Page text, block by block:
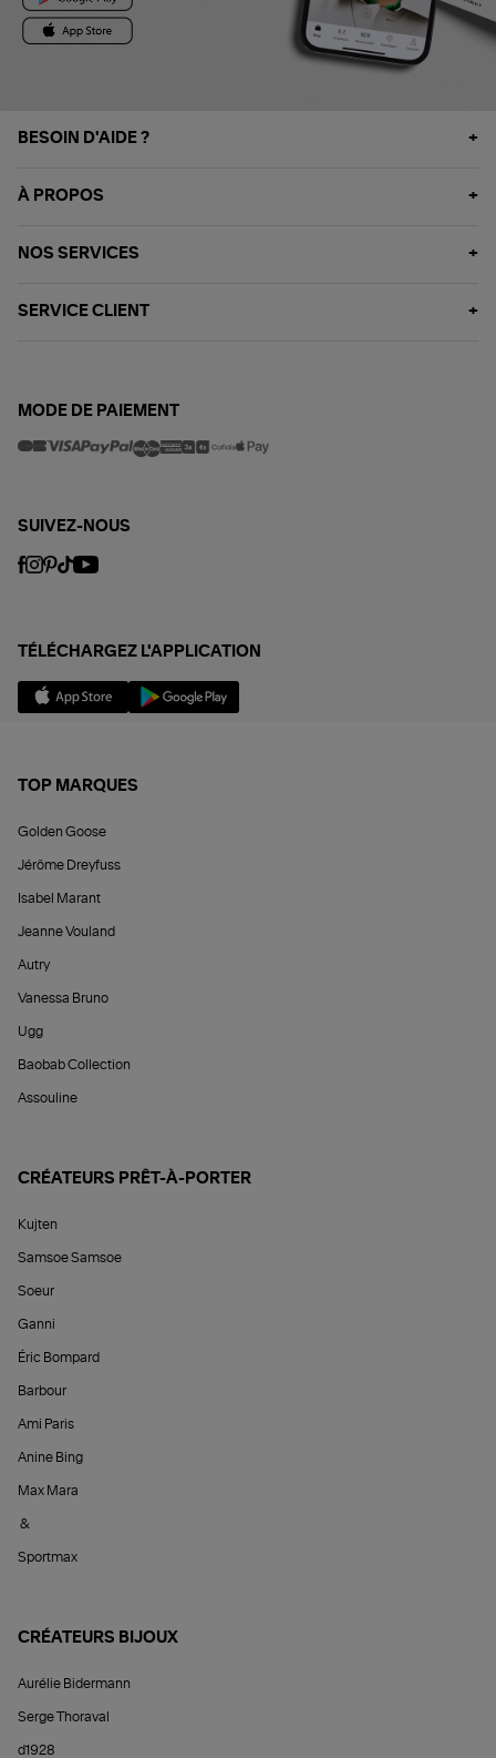
BESOIN D'AIDE ?
À PROPOS
NOS SERVICES
SERVICE CLIENT
MODE DE PAIEMENT
SUIVEZ-NOUS
TÉLÉCHARGEZ L'APPLICATION
TOP MARQUES
Golden Goose
Jérôme Dreyfuss
Isabel Marant
Jeanne Vouland
Autry
Vanessa Bruno
Ugg
Baobab Collection
Assouline
CRÉATEURS PRÊT-À-PORTER
Kujten
Samsoe Samsoe
Soeur
Ganni
Éric Bompard
Barbour
Ami Paris
Anine Bing
Max Mara
&
Sportmax
CRÉATEURS BIJOUX
Aurélie Bidermann
Serge Thoraval
d1928